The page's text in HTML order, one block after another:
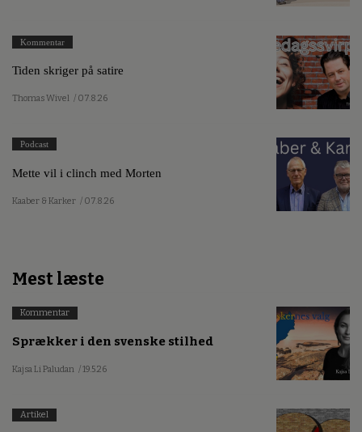
Kommentar
Tiden skriger på satire
Thomas Wivel / 07.8.26
Podcast
Mette vil i clinch med Morten
Kaaber & Karker / 07.8.26
Mest læste
Kommentar
Sprækker i den svenske stilhed
Kajsa Li Paludan / 19.5.26
Artikel